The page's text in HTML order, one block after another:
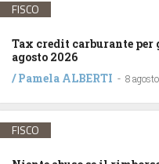
FISCO
Tax credit carburante per
agosto 2026
/Pamela ALBERTI - 8
FISCO